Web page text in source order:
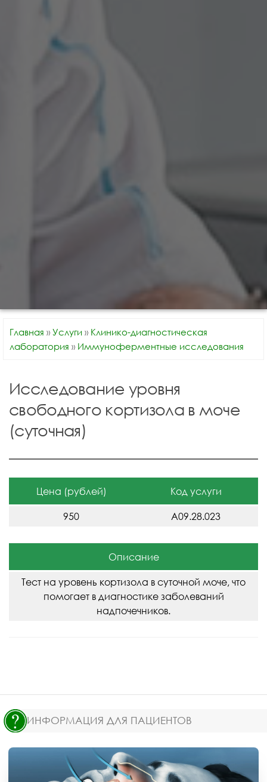
Главная » Услуги » Клинико-диагностическая
лаборатория » Иммуноферментные исследования
Исследование уровня
свободного кортизола в моче
(суточная)
Цена (рублей) Код услуги
950 A09.28.023
Описание
Тест на уровень кортизола в суточной моче, что
помогает в диагностике заболеваний
надпочечников.
ИНФОРМАЦИЯ ДЛЯ ПАЦИЕНТОВ